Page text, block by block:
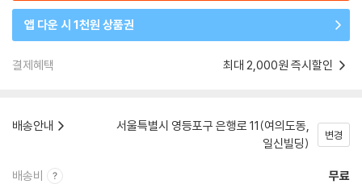
앱 다운 시 1천원 상품권
결제혜택 최대 2,000원 즉시할인
배송안내
서울특별시 영등포구 은행로 11(여의도동,
일신빌딩)
변경
배송비 무료